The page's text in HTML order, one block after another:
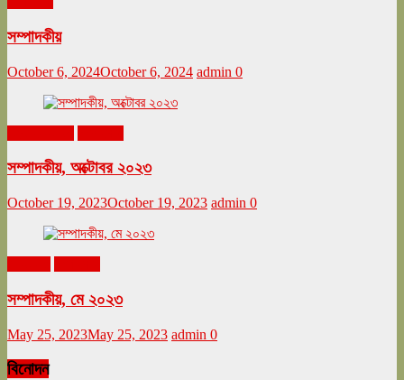
সম্পাদকীয়
October 6, 2024October 6, 2024 admin 0
সম্পাদকীয়, অক্টোবর ২০২৩
October 19, 2023October 19, 2023 admin 0
সম্পাদকীয়, মে ২০২৩
May 25, 2023May 25, 2023 admin 0
বিনোদন